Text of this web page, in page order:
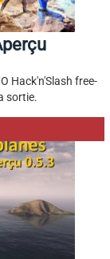
Hack'n'Slash free-
sortie.